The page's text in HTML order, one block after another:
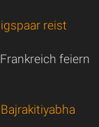
reist
feiern